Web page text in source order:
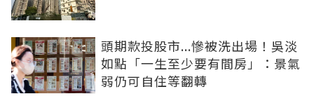
頭期款投股市...慘被洗出場！吳淡
如點「一生至少要有間房」：景氣
弱仍可自住等翻轉